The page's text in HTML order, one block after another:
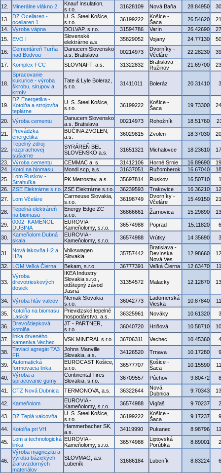
12. Minerálne vlákno 2
Knauf Insulation,
s.r.o.
31628109 Nová Baňa 28.84950
13.
DZ Oceliaren -
oceliaren 1
U. S. Steel Košice,
s.r.o.
36199222
Košice -
Šaca
26.54620
14.
Výroba vápna DOLVAP, s.r.o. 31594786 Varín 26.42690
15.
EVO I
Slovenské
elektrárne a.s.
35829052 Vojany 24.77130
16.
Cementáreň Turňa
nad Bodvou
Danucem Slovensko
a.s. Bratislava
00214973
Dvorníky -
Včeláre
22.28230
17. Komplex FCC SLOVNAFT, a.s. 31322832
Bratislava -
Ružinov
21.69700
18.
Spracovanie
kukurice - výroba
škrobu, sirupov a
krmív
Tate & Lyle Boleraz,
s.r.o.
31411011 Boleráz 20.31410
19.
DZ Energetika -
Kotolňa a strojovňa
teplárne
U. S. Steel Košice,
s.r.o.
36199222
Košice -
Šaca
19.73300
20. Výroba cementu
Danucem Slovensko
a.s. Bratislava
00214973 Rohožník 18.51760
21.
Prevádzka
energetika
BUČINA ZVOLEN,
a.s.
36029815 Zvolen 18.37030
22.
Tepelný zdroj
rozprachovej
sušiarne
SYRÁREŇ BEL
SLOVENSKO a.s.
31651321 Michalovce 18.23610
23. Výroba cementu CEMMAC a. s. 31412106 Horné Srnie 16.89690
24.
Kotol na biomasu Mondi scp, a.s. 31637051 Ružomberok 16.67040
25.
Lom Ruskov -
Strahuľka
PK Metrostav, a.s. 35697814 Ruskov 16.50710
26.
ZSE Elektrárne s.r.o. ZSE Elektrárne s.r.o. 36239593 Trakovice 16.36210
27.
Lom Včeláre
Carmeuse Slovakia,
s.r.o.
36198749
Dvorníky -
Včeláre
15.49150
28.
Tepelná elektráreň
na biomasu
Energy Edge ZC
s.r.o.
36866661 Žarnovica 15.29890
29.
0002- KAMEŇOL
DUBINA
EUROVIA -
Kameňolomy, s.r.o.
36574988 Poprad 15.11820
30.
Kameňolom Dubná
skala
EUROVIA -
Kameňolomy, s.r.o.
36574988 Vrútky 14.35690
31.
Nová lakovňa H2 a
H2a
Volkswagen
Slovakia
35757442
Bratislava -
Devínska
Nová Ves
12.98660
32. LOM Veľká Čierna Bekam, s.r.o. 36777391 Veľká Čierna 12.63470
33.
Výroba
drevotrieskových
dosiek
IKEA Industry
Slovakia s.r.o.,
odštepný závod
Jasná
31354572 Malacky 12.12870
34. Výroba hláv valcov
Nemak Slovakia
s.r.o.
36042773
Ladomerská
Vieska
10.87840
35.
Kotolňa na biomasu
Laskár
Prievidzské tepelné
hospodárstvo, a.s.
36325961 Nováky 10.61320
36.
Drevoštiepková
kotolňa
JT - PARTNER,
s.r.o.
36040720 Hriňová 10.58710
37.
linka drveného
kameniva Vechec
VSK MINERAL s.r.o. 36706311 Vechec 10.45360
38.
Taviaci agregát TA3
FR
Johns Manville
Slovakia, a.s.
34126520 Trnava 10.17280
39.
Automatická
formovacia linka
EUROCAST Košice,
s.r.o.
36577707
Košice -
Šaca
10.15590
40.
Výroba a
spracovanie gumy
Continental Tires
Slovakia, s.r.o.
36709557 Púchov 9.80472
41. CTZ Nová Dubnica TERMONOVA, a.s. 36322644
Nová
Dubnica
9.70343
42. Kameňolom
EUROVIA -
Kameňolomy, s.r.o.
36574988 Vígľaš 9.70237
43. DZ Teplá valcovňa
U. S. Steel Košice,
s.r.o.
36199222
Košice -
Šaca
9.17237
44. Kotolňa pri VH
Hammerbacher SK,
a.s.
34119990 Pukanec 8.98796
45.
Lom a technologická
linka
EUROVIA -
Kameňolomy, s.r.o.
36574988
Liptovská
Porúbka
8.89001
46.
Výroba magnezitu a
výroba bázických
žiaruvzdorných
materiálov
SLOVMAG, a.s.
Lubeník
31686184 Lubeník 8.83224